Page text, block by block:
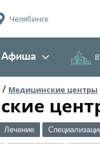
Челябинск
Афиша
/ Медицинские центры
Лечение